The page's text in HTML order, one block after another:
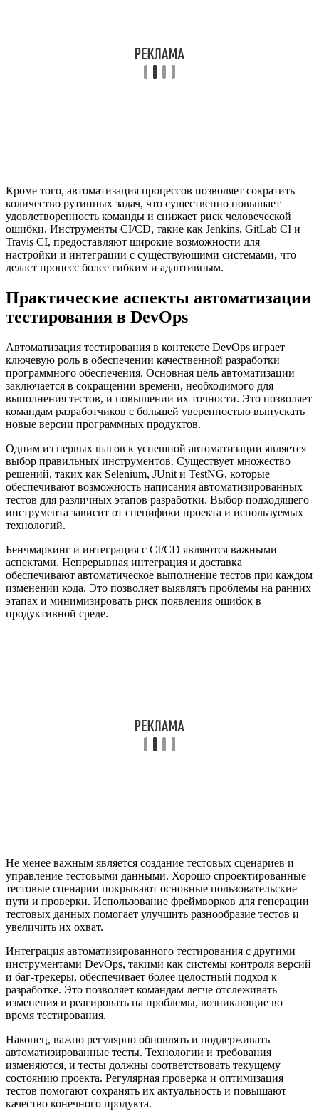
Кроме того, автоматизация процессов позволяет сократить
количество рутинных задач, что существенно повышает
удовлетворенность команды и снижает риск человеческой
ошибки. Инструменты CI/CD, такие как Jenkins, GitLab CI и
Travis CI, предоставляют широкие возможности для
настройки и интеграции с существующими системами, что
делает процесс более гибким и адаптивным.
Практические аспекты автоматизации
тестирования в DevOps
Автоматизация тестирования в контексте DevOps играет
ключевую роль в обеспечении качественной разработки
программного обеспечения. Основная цель автоматизации
заключается в сокращении времени, необходимого для
выполнения тестов, и повышении их точности. Это позволяет
командам разработчиков с большей уверенностью выпускать
новые версии программных продуктов.
Одним из первых шагов к успешной автоматизации является
выбор правильных инструментов. Существует множество
решений, таких как Selenium, JUnit и TestNG, которые
обеспечивают возможность написания автоматизированных
тестов для различных этапов разработки. Выбор подходящего
инструмента зависит от специфики проекта и используемых
технологий.
Бенчмаркинг и интеграция с CI/CD являются важными
аспектами. Непрерывная интеграция и доставка
обеспечивают автоматическое выполнение тестов при каждом
изменении кода. Это позволяет выявлять проблемы на ранних
этапах и минимизировать риск появления ошибок в
продуктивной среде.
Не менее важным является создание тестовых сценариев и
управление тестовыми данными. Хорошо спроектированные
тестовые сценарии покрывают основные пользовательские
пути и проверки. Использование фреймворков для генерации
тестовых данных помогает улучшить разнообразие тестов и
увеличить их охват.
Интеграция автоматизированного тестирования с другими
инструментами DevOps, такими как системы контроля версий
и баг-трекеры, обеспечивает более целостный подход к
разработке. Это позволяет командам легче отслеживать
изменения и реагировать на проблемы, возникающие во
время тестирования.
Наконец, важно регулярно обновлять и поддерживать
автоматизированные тесты. Технологии и требования
изменяются, и тесты должны соответствовать текущему
состоянию проекта. Регулярная проверка и оптимизация
тестов помогают сохранять их актуальность и повышают
качество конечного продукта.